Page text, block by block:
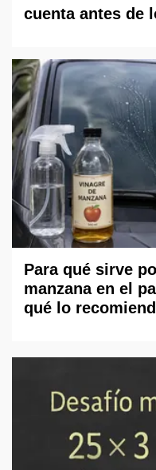
cuenta antes de
Para qué sirve
manzana en el
qué lo